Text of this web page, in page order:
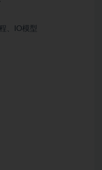
、IO模型